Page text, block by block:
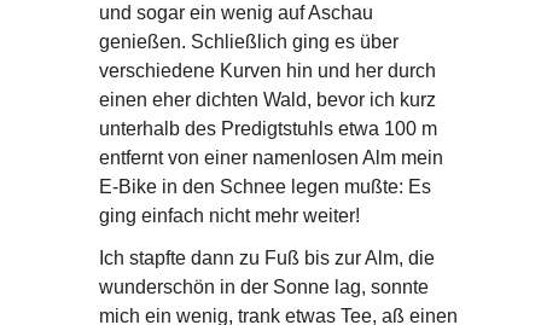
und sogar ein wenig auf Aschau
genießen. Schließlich ging es über
verschiedene Kurven hin und her durch
einen eher dichten Wald, bevor ich kurz
unterhalb des Predigtstuhls etwa 100 m
entfernt von einer namenlosen Alm mein
E-Bike in den Schnee legen mußte: Es
ging einfach nicht mehr weiter!
Ich stapfte dann zu Fuß bis zur Alm, die
wunderschön in der Sonne lag, sonnte
mich ein wenig, trank etwas Tee, aß einen